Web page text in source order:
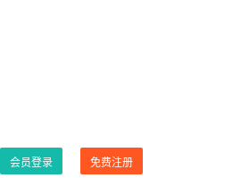
会员登录 免费注册